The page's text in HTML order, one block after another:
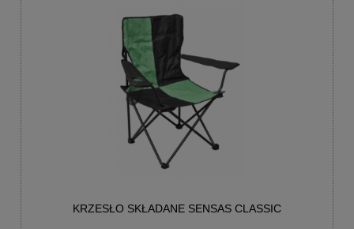
KRZESŁO SKŁADANE SENSAS CLASSIC